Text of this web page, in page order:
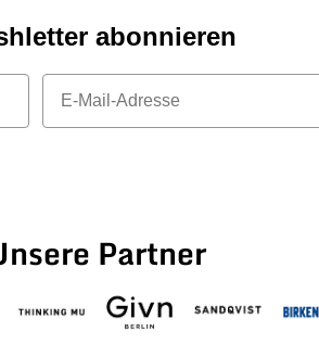
abonnieren
E-Mail
Partner